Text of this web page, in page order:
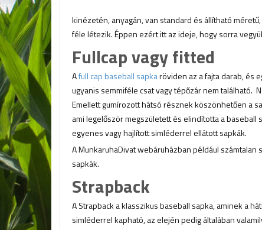
kinézetén, anyagán, van standard és állítható
féle létezik. Éppen ezért itt az ideje, hogy sorra
Fullcap vagy fitted
Afull cap baseball sapkaröviden az a fajta darab, és
ugyanis semmiféle csat vagy tépőzár nem található.
Emellett gumírozott hátsó résznek köszönhetően a
ami legelőször megszületett és elindította a baseball
egyenes vagy hajlított simléderrel ellátott sapkák.
A MunkaruhaDivat webáruházban például
sapkák.
Strapback
A Strapback a klasszikus baseball sapka, aminek a
simléderrel kapható, az elején pedig általában